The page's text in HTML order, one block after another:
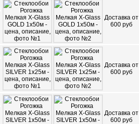
Доставка от
600 руб
Доставка от
600 руб
Доставка от
600 руб